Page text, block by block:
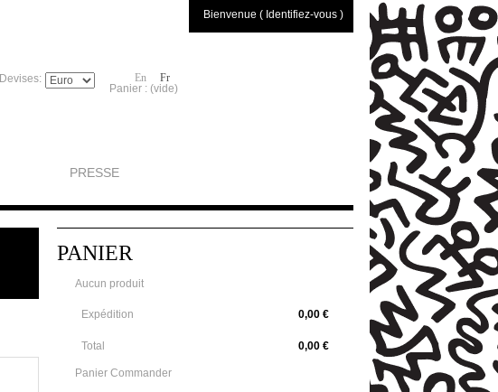
Panier : (vide)
Bienvenue ( Identifiez-vous )
En Fr
PRESSE
Devises:
PANIER
Aucun produit
0,00 €
Expédition
0,00 €
Total
Panier Commander